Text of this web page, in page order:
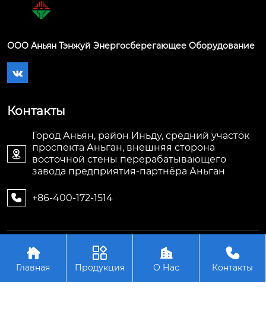
ООО Аньян Тэнжуй Энергосберегающее Оборудование

Контакты

Город Аньян, район Иньду, средний участок
проспекта Аньган, внешняя сторона
восточной стены перерабатывающего
завода предприятия-партнёра Аньган
 +86-400-172-1514
Авторское право©ООО Аньян Тэнжуй
Энергосберегающее Оборудование

Главная

Продукция

О Нас

Контакты